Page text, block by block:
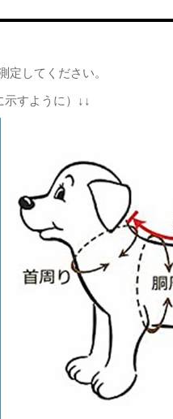
してください。
すように）↓↓